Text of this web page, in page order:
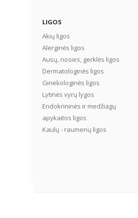
LIGOS
Akių ligos
Alerginės ligos
Ausų, nosies, gerklės ligos
Dermatologinės ligos
Ginekologinės ligos
Lytinės vyrų lygos
Endokrininės ir medžiagų
apykaitos ligos
Kaulų - raumenų ligos